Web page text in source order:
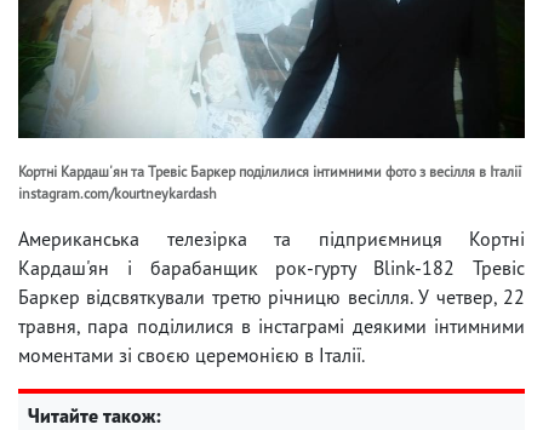
Кортні Кардаш'ян та Тревіс Баркер поділилися інтимними фото з весілля в Італії
instagram.com/kourtneykardash
Американська телезірка та підприємниця Кортні
Кардаш'ян і барабанщик рок-гурту Blink-182 Тревіс
Баркер відсвяткували третю річницю весілля. У четвер, 22
травня, пара поділилися в інстаграмі деякими інтимними
моментами зі своєю церемонією в Італії.
Читайте також: